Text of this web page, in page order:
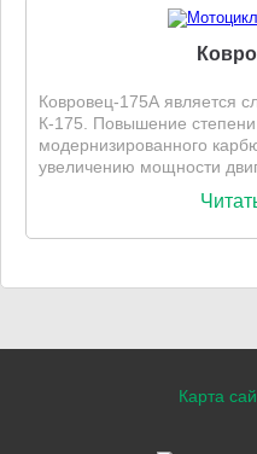
Ковровец-175А является
К-175. Повышение
модернизированного
увеличению мощности
Карта